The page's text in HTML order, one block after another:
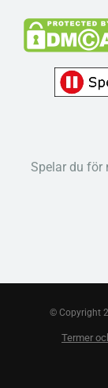
Spelar du för
© Copyright
Termer